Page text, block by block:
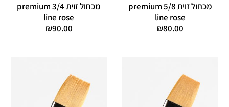
מכחול זוית 5/8 premium
line rose
₪80.00
מכחול זוית 3/4 premium
line rose
₪90.00